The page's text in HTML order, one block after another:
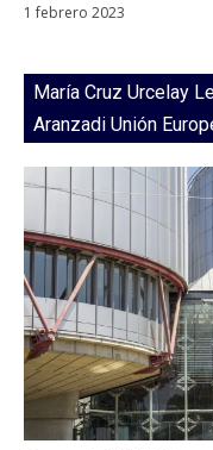
1 febrero 2023
María Cruz Urcelay
Aranzadi Unión